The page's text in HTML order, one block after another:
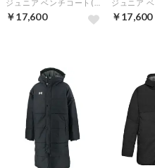
￥17,600 ￥17,600